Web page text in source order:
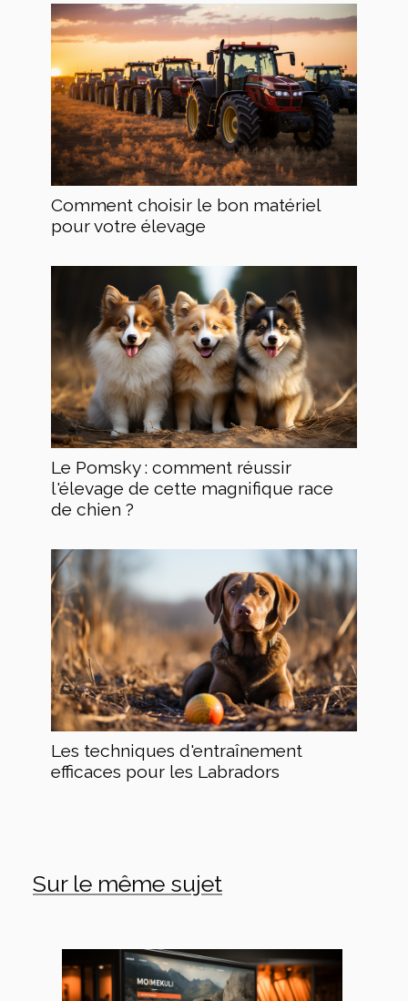
Comment choisir le bon matériel
pour votre élevage
Le Pomsky : comment réussir
l'élevage de cette magnifique race
de chien ?
Les techniques d'entraînement
efficaces pour les Labradors
Sur le même sujet